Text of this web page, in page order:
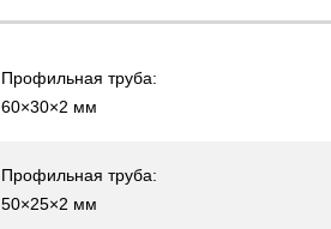
Профильная труба:
60×30×2 мм
Профильная труба:
50×25×2 мм